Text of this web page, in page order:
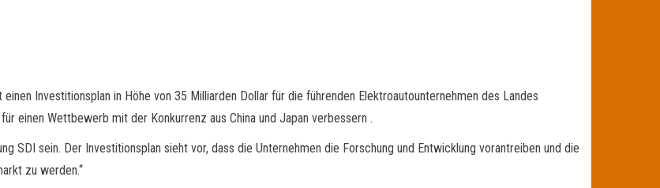
einen Investitionsplan in Höhe von 35 Milliarden Dollar für die führenden Elektroautounternehmen des Landes
einen Wettbewerb mit der Konkurrenz aus China und Japan verbessern .
SDI sein. Der Investitionsplan sieht vor, dass die Unternehmen die Forschung und Entwicklung vorantreiben und die
zu werden.“